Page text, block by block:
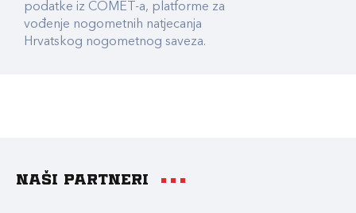
podatke iz COMET-a, platforme za
vođenje nogometnih natjecanja
Hrvatskog nogometnog saveza.
Naši partneri